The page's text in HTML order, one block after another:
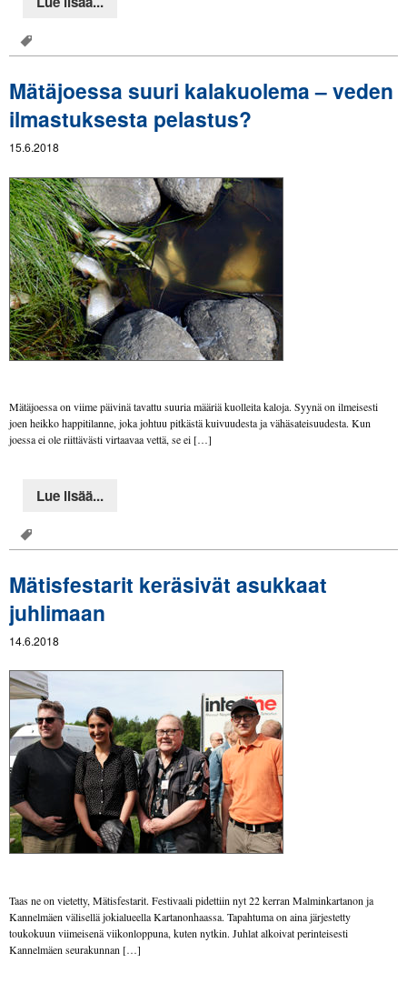
Mätäjoessa suuri kalakuolema – veden
ilmastuksesta pelastus?
15.6.2018
Mätäjoessa on viime päivinä tavattu suuria määriä kuolleita kaloja. Syynä on ilmeisesti
joen heikko happitilanne, joka johtuu pitkästä kuivuudesta ja vähäsateisuudesta. Kun
joessa ei ole riittävästi virtaavaa vettä, se ei […]
Lue lisää...
Mätisfestarit keräsivät asukkaat
juhlimaan
14.6.2018
Taas ne on vietetty, Mätisfestarit. Festivaali pidettiin nyt 22 kerran Malminkartanon ja
Kannelmäen välisellä jokialueella Kartanonhaassa. Tapahtuma on aina järjestetty
toukokuun viimeisenä viikonloppuna, kuten nytkin. Juhlat alkoivat perinteisesti
Kannelmäen seurakunnan […]